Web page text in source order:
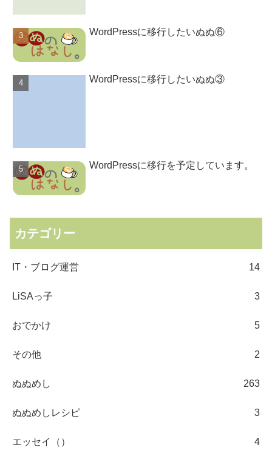
WordPressに移行したいぬぬ⑥
WordPressに移行したいぬぬ③
WordPressに移行を予定しています。
カテゴリー
IT・ブログ運営 14
LiSAっ子 3
おでかけ 5
その他 2
ぬぬめし 263
ぬぬめしレシピ 3
エッセイ（） 4